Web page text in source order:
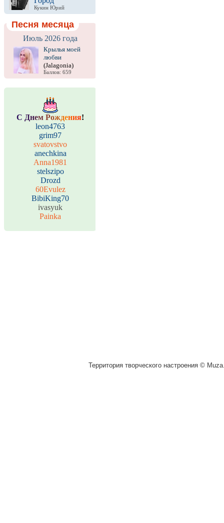
Кукин Юрий
Песня месяца
Июль 2026 года
Крылья моей
любви
(Jalagonia)
Баллов: 659
С Днем Рождения!
leon4763
grim97
svatovstvo
anechkina
Anna1981
stelszipo
Drozd
60Evulez
BibiKing70
ivasyuk
Painka
Территория творческого настроения ©